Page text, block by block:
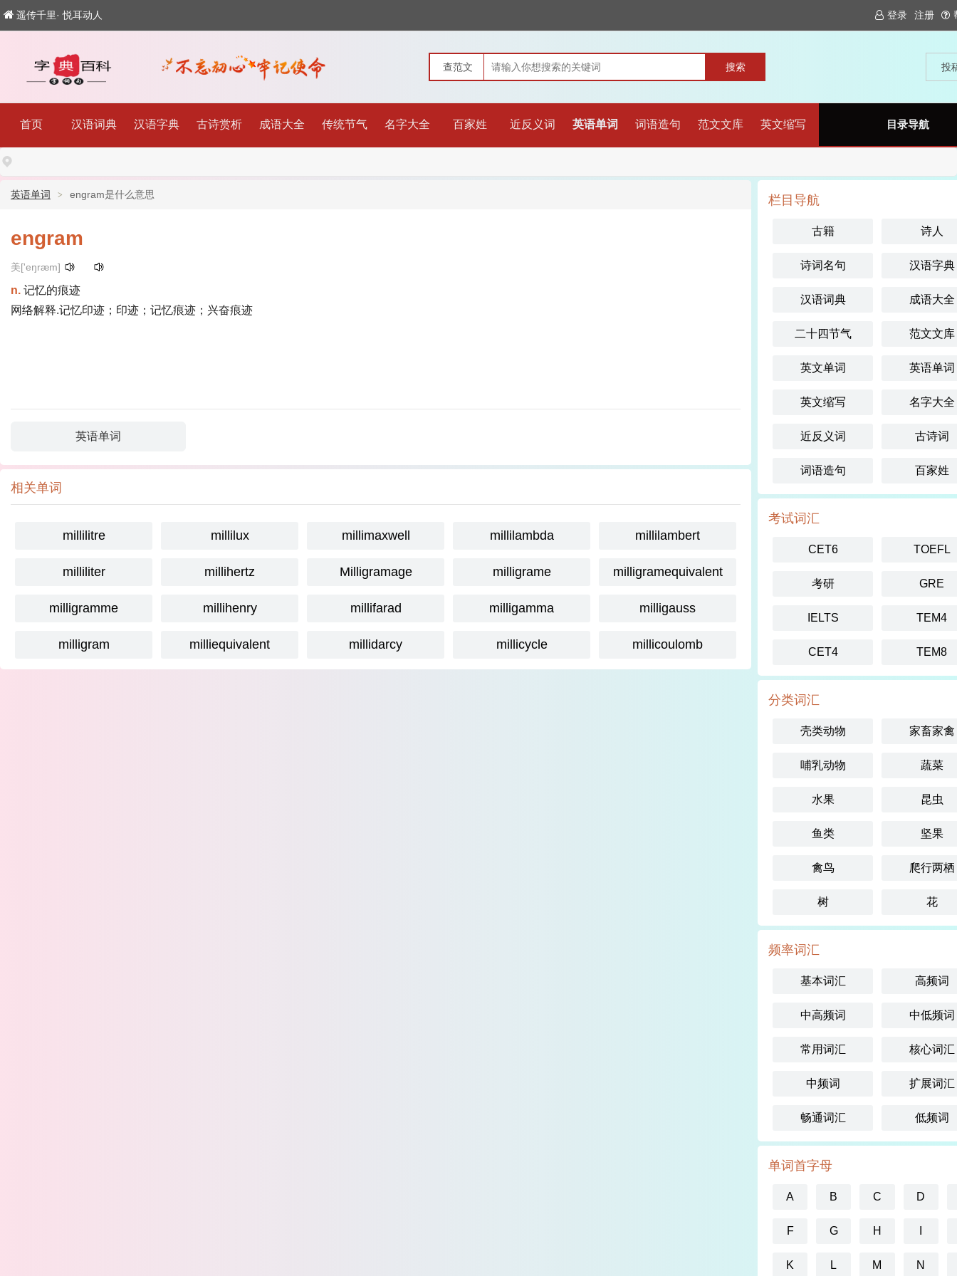
遥传千里· 悦耳动人 登录 注册
投
目录导航
首页 汉语词典 汉语字典 古诗赏析 成语大全 传统节气 名字大全 百家姓 近反义词 英语单词 词语造句 范文文库 英文缩写
英语单词 engram是什么意思
engram
美['eŋræm]
n. 记忆的痕迹
网络解释.记忆印迹；印迹；记忆痕迹；兴奋痕迹
英语单词
相关单词
millilitre millilux millimaxwell millilambda millilambert
milliliter millihertz Milligramage milligrame milligramequivalent
milligramme millihenry millifarad milligamma milligauss
milligram milliequivalent millidarcy millicycle millicoulomb
栏目导航
古籍 诗人
诗词名句 汉语字典
汉语词典 成语大全
二十四节气 范文文库
英文单词 英语单词
英文缩写 名字大全
近反义词 古诗词
词语造句 百家姓
考试词汇
CET6 TOEFL
考研 GRE
IELTS TEM4
CET4 TEM8
分类词汇
壳类动物 家畜家禽
哺乳动物 蔬菜
水果 昆虫
鱼类 坚果
禽鸟 爬行两栖
树 花
频率词汇
基本词汇 高频词
中高频词 中低频词
常用词汇 核心词汇
中频词 扩展词汇
畅通词汇 低频词
单词首字母
A B C D
F G H
K L M N